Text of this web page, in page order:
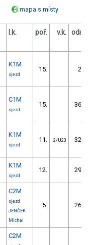
mapa s místy
l.k. poř. v.k.
odstup
K1M
sjezd
15. 26.94
C1M
sjezd
15. 364.17
K1M
sjezd
11. 2/U23 322.80
K1M
sjezd
12. 292.40
C2M
sjezd
JENČEK
Michal
5. 269.20
C2M